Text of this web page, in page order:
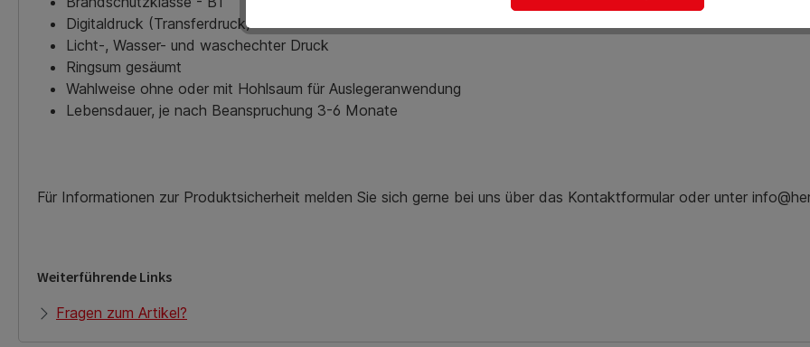
Digitaldruck (Transferdruck)
Licht-, Wasser- und waschechter Druck
Ringsum gesäumt
Wahlweise ohne oder mit Hohlsaum für Auslegeranwendung
Lebensdauer, je nach Beanspruchung 3-6 Monate
Für Informationen zur Produktsicherheit melden Sie sich gerne bei uns über das Kontaktformular oder unter
Weiterführende Links
Fragen zum Artikel?
Mehr Informationen